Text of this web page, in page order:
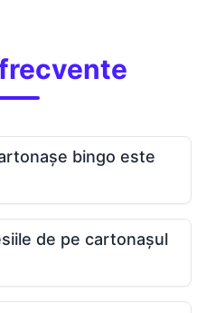
bingo este
de pe cartonașul